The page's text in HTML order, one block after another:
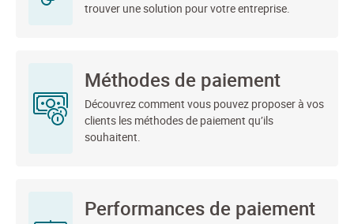
trouver une solution pour votre entreprise.
Méthodes de paiement
Découvrez comment vous pouvez proposer à vos
clients les méthodes de paiement qu’ils
souhaitent.
Performances de paiement